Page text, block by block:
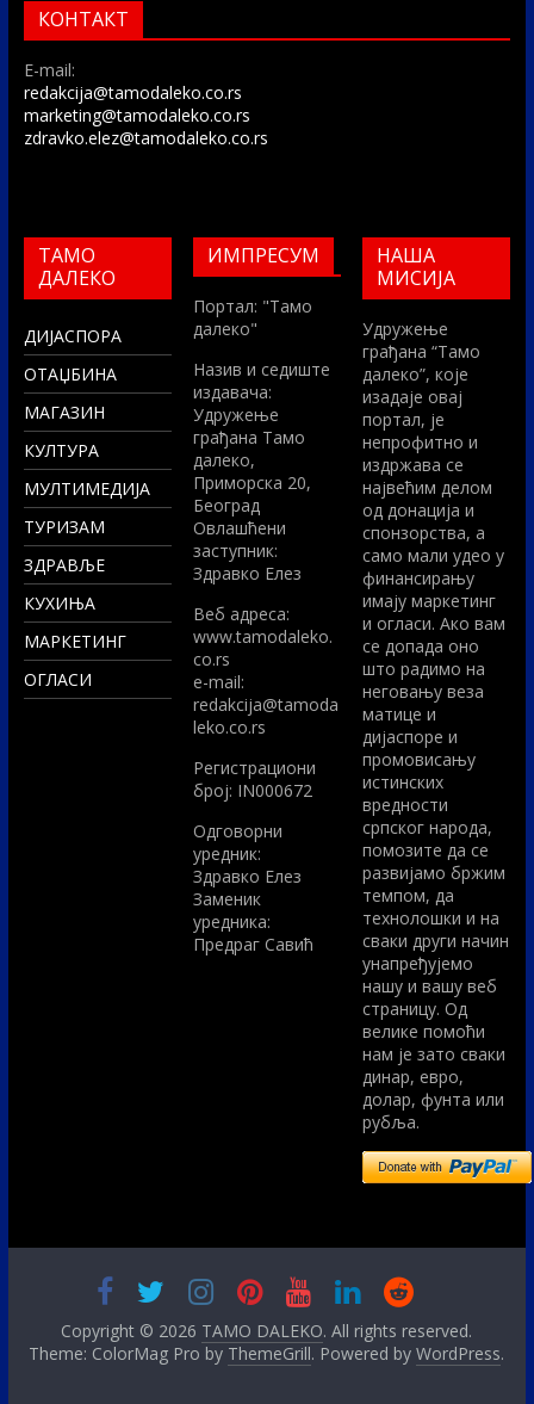
КОНТАКТ
E-mail:
redakcija@tamodaleko.co.rs
marketing@tamodaleko.co.rs
zdravko.elez@tamodaleko.co.rs
ТАМО
ДАЛЕКО
ДИЈАСПОРА
ОТАЏБИНА
МАГАЗИН
КУЛТУРА
МУЛТИМЕДИЈА
ТУРИЗАМ
ЗДРАВЉЕ
КУХИЊА
МАРКЕТИНГ
ОГЛАСИ
ИМПРЕСУМ
Портал: "Тамо
далеко"
Назив и седиште
издавача:
Удружење
грађана Тамо
далеко,
Приморска 20,
Београд
Овлашћени
заступник:
Здравко Елез
Вeб адреса:
www.tamodaleko.
co.rs
e-mail:
redakcija@tamoda
leko.co.rs
Регистрациони
број: IN000672
Одговорни
уредник:
Здравко Елез
Заменик
уредника:
Предраг Савић
НАША
МИСИЈА
Удружење
грађана “Тамо
далеко”, које
изадаје овај
портал, је
непрофитно и
издржава се
највећим делом
од донација и
спонзорства, а
само мали удео у
финансирању
имају маркетинг
и огласи. Ако вам
се допада оно
што радимо на
неговању веза
матице и
дијаспоре и
промовисању
истинских
вредности
српског народа,
помозите да се
развијамо бржим
темпом, да
технолошки и на
сваки други начин
унапређујемо
нашу и вашу веб
страницу. Од
велике помоћи
нам је зато сваки
динар, евро,
долар, фунта или
рубља.
Copyright © 2026 TAMO DALEKO. All rights reserved.
Theme: ColorMag Pro by ThemeGrill. Powered byWordPress.